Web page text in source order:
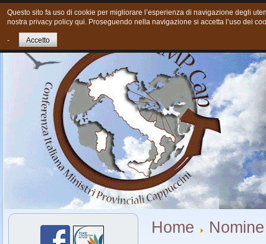
Home Chi siamo Cosa Facciamo oggi Giovani
Home
Questo sito fa uso di cookie per migliorare l’esperienza di navigazione degli
nostra privacy policy qui. Proseguendo nella navigazione si accetta l’uso dei
- Accetto